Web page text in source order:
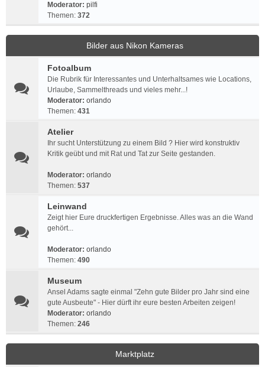
Moderator: pilfi
Themen: 372
Bilder aus Nikon Kameras
Fotoalbum
Die Rubrik für Interessantes und Unterhaltsames wie Locations,
Urlaube, Sammelthreads und vieles mehr...!
Moderator: orlando
Themen: 431
Atelier
Ihr sucht Unterstützung zu einem Bild ? Hier wird konstruktiv
Kritik geübt und mit Rat und Tat zur Seite gestanden.
Moderator: orlando
Themen: 537
Leinwand
Zeigt hier Eure druckfertigen Ergebnisse. Alles was an die Wand
gehört...
Moderator: orlando
Themen: 490
Museum
Ansel Adams sagte einmal "Zehn gute Bilder pro Jahr sind eine
gute Ausbeute" - Hier dürft ihr eure besten Arbeiten zeigen!
Moderator: orlando
Themen: 246
Marktplatz